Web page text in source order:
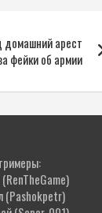
домашний арест
фейки об армии
(RenTheGame)
(Pashokpetr)